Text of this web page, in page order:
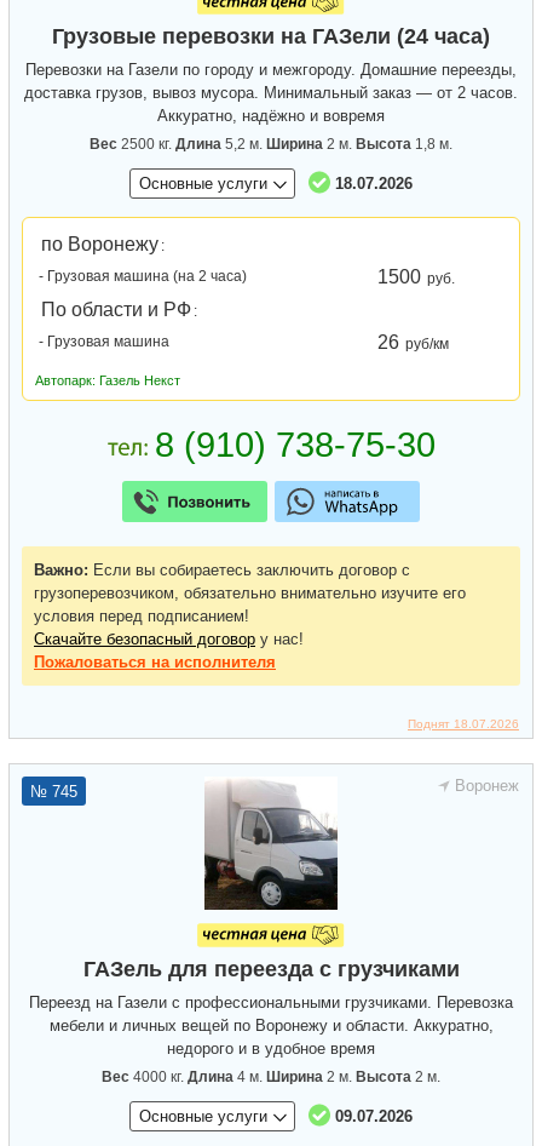
Поднят 18.07.2026
Грузовые перевозки на ГАЗели (24 часа)
Перевозки на Газели по городу и межгороду. Домашние переезды,
доставка грузов, вывоз мусора. Минимальный заказ — от 2 часов.
Аккуратно, надёжно и вовремя
Вес 2500 кг. Длина 5,2 м. Ширина 2 м. Высота 1,8 м.
Основные услуги 18.07.2026
по Воронежу :
- Грузовая машина (на 2 часа)
1500 руб.
По области и РФ :
- Грузовая машина
26 руб/км
Автопарк: Газель Некст
Важно: Если вы собираетесь заключить договор с
грузоперевозчиком, обязательно внимательно изучите его
условия перед подписанием!
Скачайте безопасный договор у нас!
Пожаловаться на исполнителя
Воронеж
№ 745
ГАЗель для переезда с грузчиками
Переезд на Газели с профессиональными грузчиками. Перевозка
мебели и личных вещей по Воронежу и области. Аккуратно,
недорого и в удобное время
Вес 4000 кг. Длина 4 м. Ширина 2 м. Высота 2 м.
Основные услуги 09.07.2026